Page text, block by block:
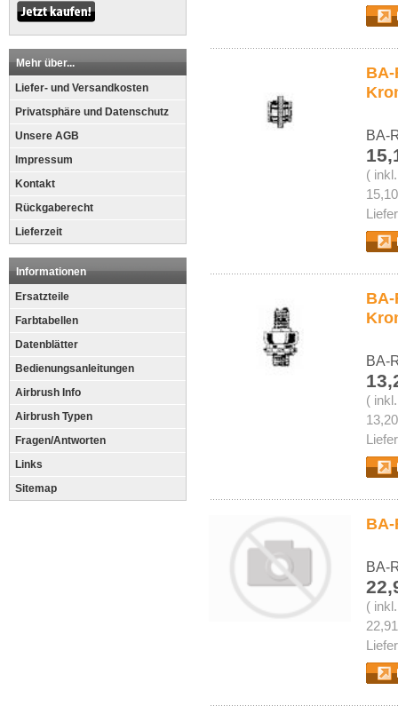
Mehr über...
Liefer- und Versandkosten
Privatsphäre und Datenschutz
Unsere AGB
Impressum
Kontakt
Rückgaberecht
Lieferzeit
Informationen
Ersatzteile
Farbtabellen
Datenblätter
Bedienungsanleitungen
Airbrush Info
Airbrush Typen
Fragen/Antworten
Links
Sitemap
BA-
(
BA-
(
BA-
(